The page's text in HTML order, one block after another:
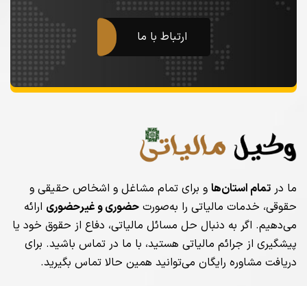
ارتباط با ما
ما در تمام استان‌ها و برای تمام مشاغل و اشخاص حقیقی و
حقوقی، خدمات مالیاتی را به‌صورت حضوری و غیرحضوری ارائه
می‌دهیم. اگر به دنبال حل مسائل مالیاتی، دفاع از حقوق خود یا
پیشگیری از جرائم مالیاتی هستید، با ما در تماس باشید. برای
دریافت مشاوره رایگان می‌توانید همین حالا تماس بگیرید.